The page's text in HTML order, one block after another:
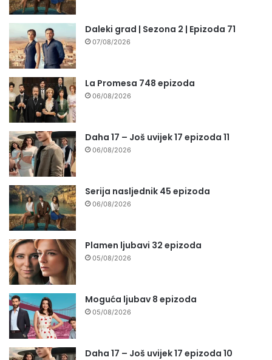
Daleki grad | Sezona 2 | Epizoda 71
07/08/2026
La Promesa 748 epizoda
06/08/2026
Daha 17 – Još uvijek 17 epizoda 11
06/08/2026
Serija nasljednik 45 epizoda
06/08/2026
Plamen ljubavi 32 epizoda
05/08/2026
Moguća ljubav 8 epizoda
05/08/2026
Daha 17 – Još uvijek 17 epizoda 10